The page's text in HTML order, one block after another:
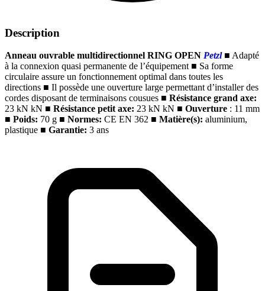
Description
Anneau ouvrable multidirectionnel RING OPEN Petzl ■ Adapté
à la connexion quasi permanente de l’équipement ■ Sa forme
circulaire assure un fonctionnement optimal dans toutes les
directions ■ Il possède une ouverture large permettant d’installer des
cordes disposant de terminaisons cousues ■ Résistance grand axe:
23 kN kN ■ Résistance petit axe: 23 kN kN ■ Ouverture : 11 mm
■ Poids: 70 g ■ Normes: CE EN 362 ■ Matière(s): aluminium,
plastique ■ Garantie: 3 ans